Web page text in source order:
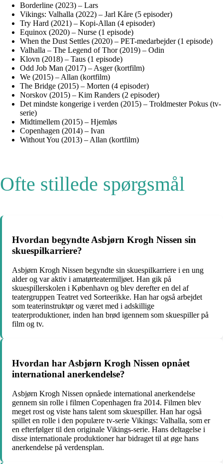
Borderline (2023) – Lars
Vikings: Valhalla (2022) – Jarl Kåre (5 episoder)
Try Hard (2021) – Kopi-Allan (4 episoder)
Equinox (2020) – Nurse (1 episode)
When the Dust Settles (2020) – PET-medarbejder (1 episode)
Valhalla – The Legend of Thor (2019) – Odin
Klovn (2018) – Taus (1 episode)
Odd Job Man (2017) – Asger (kortfilm)
We (2015) – Allan (kortfilm)
The Bridge (2015) – Morten (4 episoder)
Norskov (2015) – Kim Randers (2 episoder)
Det mindste kongerige i verden (2015) – Troldmester Pokus (tv-
serie)
Midtimellem (2015) – Hjemløs
Copenhagen (2014) – Ivan
Without You (2013) – Allan (kortfilm)
Ofte stillede spørgsmål
Hvordan begyndte Asbjørn Krogh Nissen sin
skuespilkarriere?
Asbjørn Krogh Nissen begyndte sin skuespilkarriere i en ung
alder og var aktiv i amatørteatermiljøet. Han gik på
skuespillerskolen i København og blev derefter en del af
teatergruppen Teatret ved Sorteerikke. Han har også arbejdet
som teaterinstruktør og været med i adskillige
teaterproduktioner, inden han brød igennem som skuespiller på
film og tv.
Hvordan har Asbjørn Krogh Nissen opnået
international anerkendelse?
Asbjørn Krogh Nissen opnåede international anerkendelse
gennem sin rolle i filmen Copenhagen fra 2014. Filmen blev
meget rost og viste hans talent som skuespiller. Han har også
spillet en rolle i den populære tv-serie Vikings: Valhalla, som er
en efterfølger til den originale Vikings-serie. Hans deltagelse i
disse internationale produktioner har bidraget til at øge hans
anerkendelse på verdensplan.